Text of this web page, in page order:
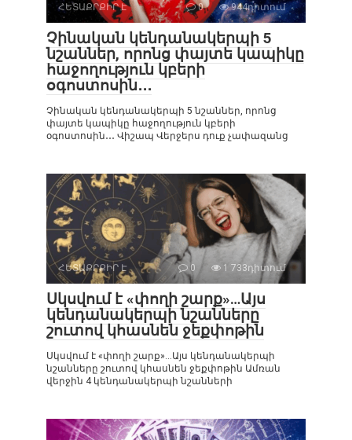
ՀԵՏԱՔՐՔԻՐ Է 0 944դիտում
Չինական կենդանակերպի 5
նշաններ, որոնց փայտե կապիկը
հաջողություն կբերի
օգոստոսին․․․
Չինական կենդանակերպի 5 նշաններ, որոնց
փայտե կապիկը հաջողություն կբերի
օգոստոսին․․․ Վիշապ Վերջերս դուք չափազանց
ՀԵՏԱՔՐՔԻՐ Է 0 1 733դիտում
Սկսվում է «փողի շարք»…Այս
կենդանակերպի նշանները
շուտով կհասնեն ջեքփոթին
Սկսվում է «փողի շարք»…Այս կենդանակերպի
նշանները շուտով կհասնեն ջեքփոթին Ամռան
վերջին 4 կենդանակերպի նշանների